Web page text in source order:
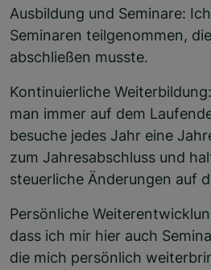
Ausbildung und Seminare:
Seminaren teilgenommen,
abschließen musste.
Kontinuierliche
man immer auf dem
besuche jedes Jahr eine
zum Jahresabschluss und
steuerliche Änderungen auf
Persönliche
dass ich mir hier auch
die mich persönlich